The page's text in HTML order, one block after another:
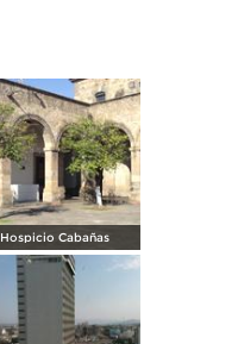
Hospicio Cabañas